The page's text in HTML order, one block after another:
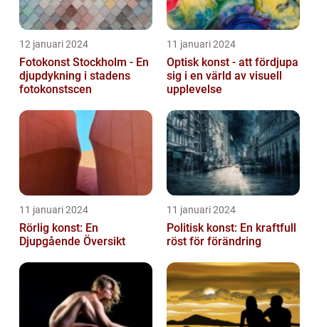
12 januari 2024
Fotokonst Stockholm - En
djupdykning i stadens
fotokonstscen
11 januari 2024
Optisk konst - att fördjupa
sig i en värld av visuell
upplevelse
11 januari 2024
Rörlig konst: En
Djupgående Översikt
11 januari 2024
Politisk konst: En kraftfull
röst för förändring